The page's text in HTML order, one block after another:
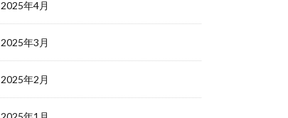
2025年4月
2025年3月
2025年2月